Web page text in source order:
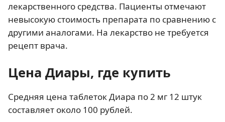
лекарственного средства. Пациенты отмечают
невысокую стоимость препарата по сравнению с
другими аналогами. На лекарство не требуется
рецепт врача.
Цена Диары, где купить
Средняя цена таблеток Диара по 2 мг 12 штук
составляет около 100 рублей.